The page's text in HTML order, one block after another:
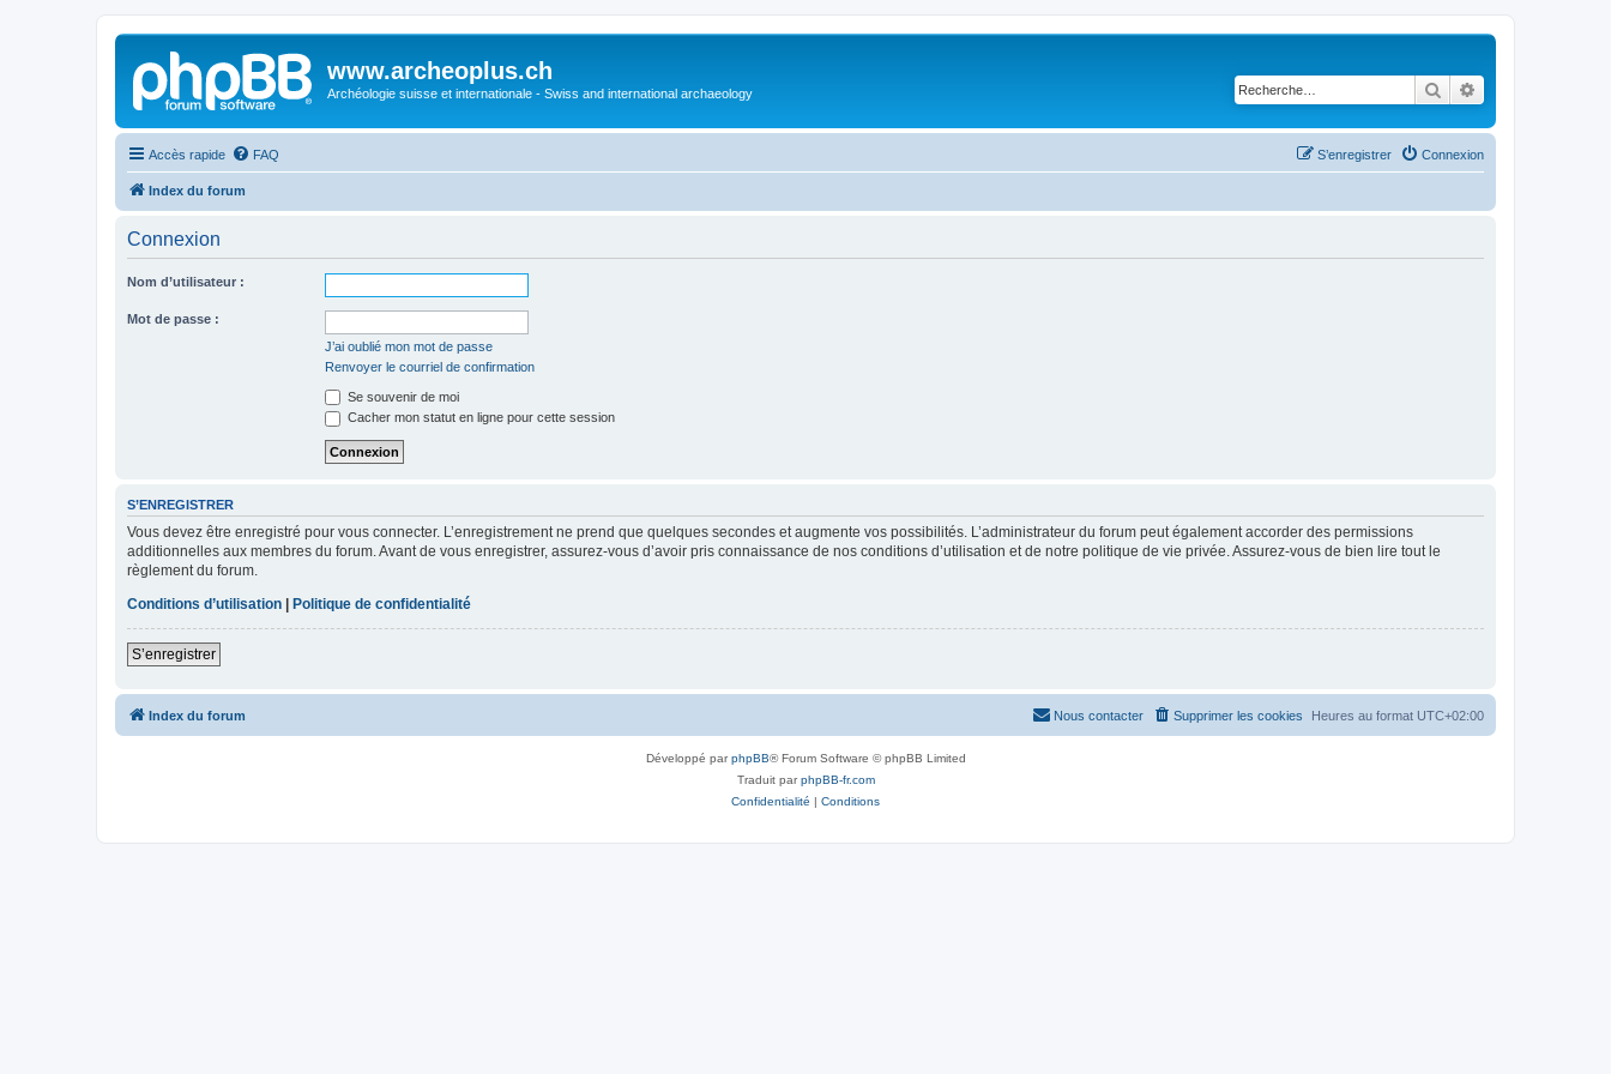
www.archeoplus.ch
Archéologie suisse et internationale - Swiss and international archaeology Rechercher
Accès rapide FAQ Connexion
S’enregistrer
Index du forum
Connexion
Nom d’utilisateur :
Mot de passe :
J’ai oublié mon mot de passe
Renvoyer le courriel de confirmation
Se souvenir de moi
Cacher mon statut en ligne pour cette session
S’ENREGISTRER
Vous devez être enregistré pour vous connecter. L’enregistrement ne prend que quelques secondes et augmente vos possibilités. L’administrateur du forum peut également accorder des permissions
additionnelles aux membres du forum. Avant de vous enregistrer, assurez-vous d’avoir pris connaissance de nos conditions d’utilisation et de notre politique de vie privée. Assurez-vous de bien lire tout le
règlement du forum.
Conditions d’utilisation
Politique de confidentialité
S’enregistrer
Index du forum Heures au format UTC+02:00
Supprimer les cookies
Nous contacter
Développé parphpBB® Forum Software © phpBB Limited
Traduit parphpBB-fr.com
Confidentialité | Conditions